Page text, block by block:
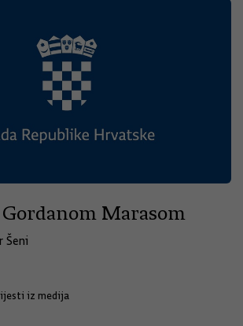
Gordanom Marasom
Šeni
iz medija